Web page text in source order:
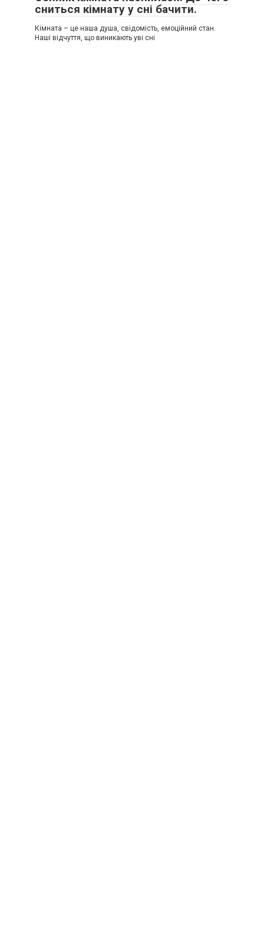
сниться кімнату у сні бачити.
Кімната – це наша душа, свідомість, емоційний стан.
Наші відчуття, що виникають уві сні